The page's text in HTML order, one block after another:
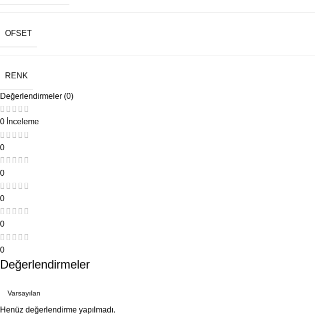
OFSET
RENK
Değerlendirmeler (0)
0 İnceleme
0
0
0
0
0
Değerlendirmeler
Henüz değerlendirme yapılmadı.